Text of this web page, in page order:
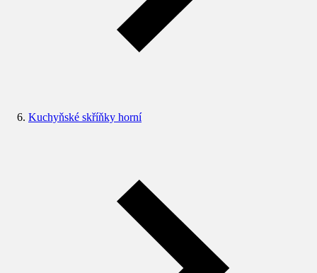
Kuchyňské skříňky horní